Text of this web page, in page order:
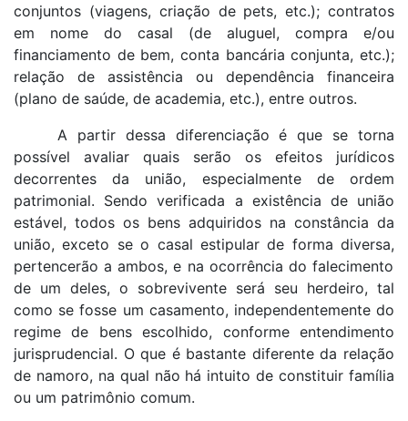
conjuntos (viagens, criação de pets, etc.); contratos
em nome do casal (de aluguel, compra e/ou
financiamento de bem, conta bancária conjunta, etc.);
relação de assistência ou dependência financeira
(plano de saúde, de academia, etc.), entre outros.
A partir dessa diferenciação é que se torna
possível avaliar quais serão os efeitos jurídicos
decorrentes da união, especialmente de ordem
patrimonial. Sendo verificada a existência de união
estável, todos os bens adquiridos na constância da
união,exceto se o casal estipular de forma diversa,
pertencerão a ambos, e na ocorrência do falecimento
de um deles, o sobrevivente será seu herdeiro, tal
como sefosse um casamento, independentemente do
regime de bens escolhido, conforme entendimento
jurisprudencial. Oque é bastante diferente da relação
de namoro, na qual não há intuito de constituir família
ou um patrimônio comum.